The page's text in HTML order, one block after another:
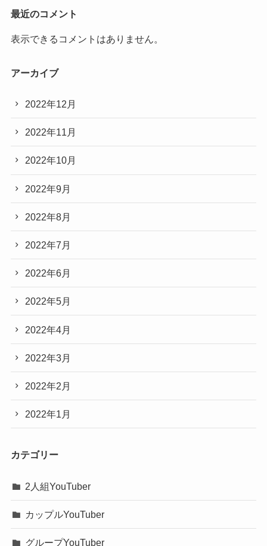
最近のコメント
表示できるコメントはありません。
アーカイブ
2022年12月
2022年11月
2022年10月
2022年9月
2022年8月
2022年7月
2022年6月
2022年5月
2022年4月
2022年3月
2022年2月
2022年1月
カテゴリー
2人組YouTuber
カップルYouTuber
グループYouTuber